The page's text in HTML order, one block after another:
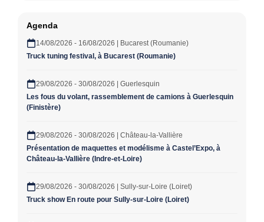
Agenda
14/08/2026 - 16/08/2026 | Bucarest (Roumanie)
Truck tuning festival, à Bucarest (Roumanie)
29/08/2026 - 30/08/2026 | Guerlesquin
Les fous du volant, rassemblement de camions à Guerlesquin
(Finistère)
29/08/2026 - 30/08/2026 | Château-la-Vallière
Présentation de maquettes et modélisme à Castel’Expo, à
Château-la-Vallière (Indre-et-Loire)
29/08/2026 - 30/08/2026 | Sully-sur-Loire (Loiret)
Truck show En route pour Sully-sur-Loire (Loiret)